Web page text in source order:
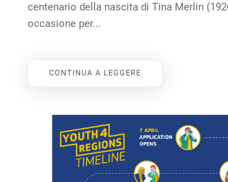
centenario della nascita di Tina Merlin
occasione per...
CONTINUA A LEGGERE